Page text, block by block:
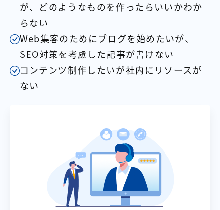
Web広告サービス
Web広告パッケージ
集客Web広告パッケージ
ジ
商圏ねらいうちパッケージ 求人パッケージ
Web制作の製品
が、どのようなものを作ったらいいかわか
らない
Web集客のためにブログを始めたいが、
SEO対策を考慮した記事が書けない
コンテンツ制作したいが社内にリソースが
ない